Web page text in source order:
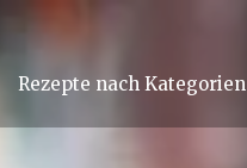
Rezepte nach Kategorien